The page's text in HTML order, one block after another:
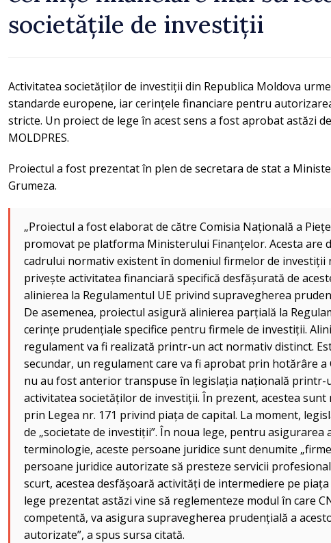
societățile de investiții
Activitatea societăților de investiții din Republica Moldova
standarde europene, iar cerințele financiare pentru
stricte. Un proiect de lege în acest sens a fost aprobat astăzi
MOLDPRES.
Proiectul a fost prezentat în plen de secretara de stat a
Grumeza.
„Proiectul a fost elaborat de către Comisia Națională a
promovat pe platforma Ministerului Finanțelor. Acesta are
cadrului normativ existent în domeniul firmelor de investiții
privește activitatea financiară specifică desfășurată de
alinierea la Regulamentul UE privind supravegherea
De asemenea, proiectul asigură alinierea parțială la
cerințe prudențiale specifice pentru firmele de investiții.
regulament va fi realizată printr-un act normativ distinct.
secundar, un regulament care va fi aprobat prin hotărâre a
nu au fost anterior transpuse în legislația națională printr-
activitatea societăților de investiții. În prezent, acestea
prin Legea nr. 171 privind piața de capital. La moment,
de „societate de investiții”. În noua lege, pentru asigurarea
terminologie, aceste persoane juridice sunt denumite
persoane juridice autorizate să presteze servicii
scurt, acestea desfășoară activități de intermediere pe
lege prezentat astăzi vine să reglementeze modul în care
competentă, va asigura supravegherea prudențială a
autorizate”, a spus sursa citată.